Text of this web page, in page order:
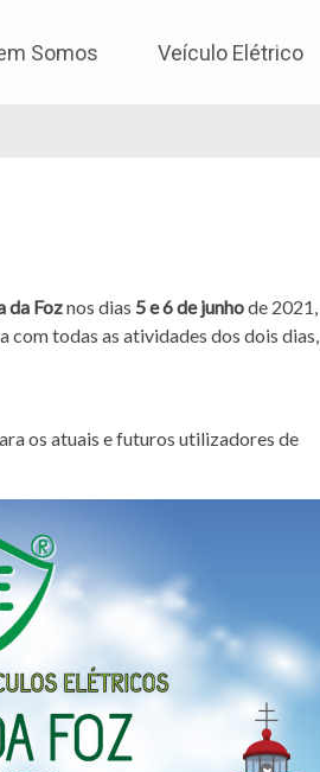
Somos Veículo Elétrico
da Foznos dias 5 e 6 de junhode 2021,
com todas as atividades dos dois dias,
os atuais e futuros utilizadores de